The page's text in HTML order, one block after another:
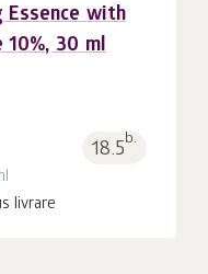
Essence with
10%, 30 ml
18.5b.
livrare
1buc.